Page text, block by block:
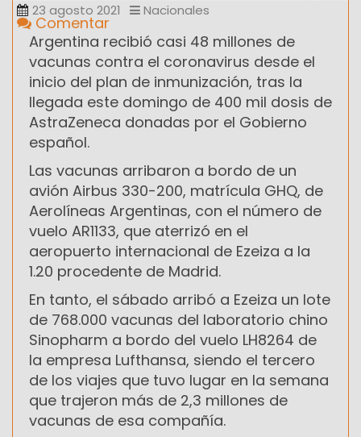
23 agosto 2021 Nacionales
Comentar
Argentina recibió casi 48 millones de
vacunas contra el coronavirus desde el
inicio del plan de inmunización, tras la
llegada este domingo de 400 mil dosis de
AstraZeneca donadas por el Gobierno
español.
Las vacunas arribaron a bordo de un
avión Airbus 330-200, matrícula GHQ, de
Aerolíneas Argentinas, con el número de
vuelo AR1133, que aterrizó en el
aeropuerto internacional de Ezeiza a la
1.20 procedente de Madrid.
En tanto, el sábado arribó a Ezeiza un lote
de 768.000 vacunas del laboratorio chino
Sinopharm a bordo del vuelo LH8264 de
la empresa Lufthansa, siendo el tercero
de los viajes que tuvo lugar en la semana
que trajeron más de 2,3 millones de
vacunas de esa compañía.